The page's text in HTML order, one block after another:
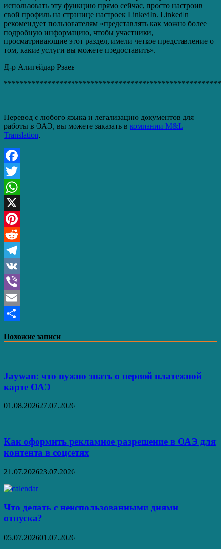
использовать эту функцию прямо сейчас, просто настроив
свой профиль на странице настроек LinkedIn. LinkedIn
рекомендует пользователям «представлять как можно более
подробную информацию, чтобы участники,
просматривающие этот раздел, имели четкое представление о
том, какие услуги вы можете предоставить».
Д-р Алигейдар Рзаев
Перевод с любого языка и легализацию документов для
работы в ОАЭ, вы можете заказать в компании M&L
Translation.
Facebook
Twitter
WhatsApp
X
Pinterest
Reddit
Telegram
VK
Viber
Email
Похожие записи
Jaywan: что нужно знать о первой платежной
карте ОАЭ
01.08.202627.07.2026
Как оформить рекламное разрешение в ОАЭ для
контента в соцсетях
21.07.202623.07.2026
Что делать с неиспользованными днями
отпуска?
05.07.202601.07.2026